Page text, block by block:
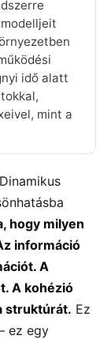
idő alatt
mint a
hogy milyen
információ
A
A kohézió
struktúrát. Ez
ez egy